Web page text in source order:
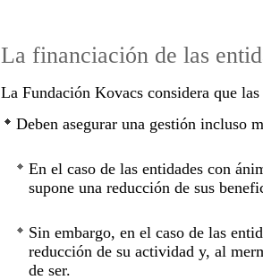
La financiación de las
La Fundación Kovacs considera que
Deben asegurar una gestión incluso
En el caso de las entidades con
supone una reducción de sus
Sin embargo, en el caso de las
reducción de su actividad y, al
de ser.